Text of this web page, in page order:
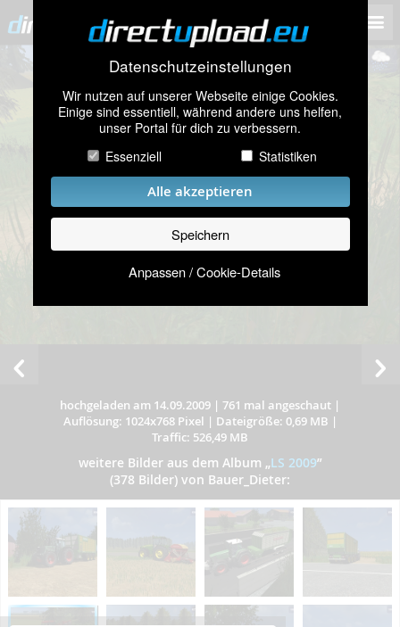
Datenschutzeinstellungen
Wir nutzen auf unserer Webseite einige Cookies.
Einige sind essentiell, während andere uns helfen,
unser Portal für dich zu verbessern.
Essenziell
Statistiken
Alle akzeptieren
Speichern
Anpassen / Cookie-Details
hochgeladen am 14.09.2009 | 761 mal angeschaut |
Auflösung: 1024x768 Pixel | Dateigröße: 0,69 MB |
Traffic: 526,49 MB
weitere Bilder aus dem Album „LS 2009”
(378 Bilder) von Bauer_Dieter: